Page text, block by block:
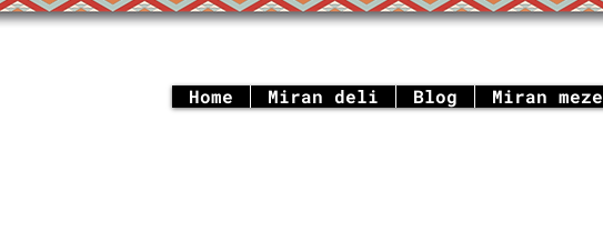
Home Miran deli Blog Miran meze